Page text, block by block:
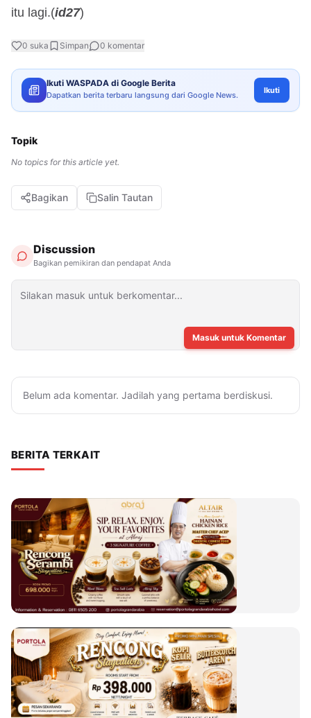
itu lagi.(id27)
0 suka Simpan 0 komentar
Ikuti WASPADA di Google Berita
Dapatkan berita terbaru langsung dari Google News. Ikuti
Topik
No topics for this article yet.
Bagikan Salin Tautan
Discussion
Bagikan pemikiran dan pendapat Anda
Masuk untuk Komentar
Belum ada komentar. Jadilah yang pertama berdiskusi.
BERITA TERKAIT